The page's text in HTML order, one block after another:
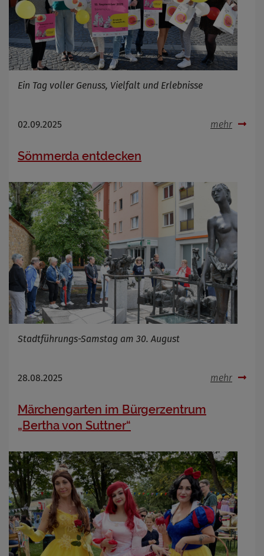
Ein Tag voller Genuss, Vielfalt und Erlebnisse
02.09.2025 mehr
Sömmerda entdecken
Stadtführungs-Samstag am 30. August
28.08.2025 mehr
Märchengarten im Bürgerzentrum
„Bertha von Suttner“